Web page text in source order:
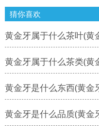
猜你喜欢
黄金牙属于什么茶叶(黄
黄金牙属于什么茶类(黄
黄金牙是什么东西(黄金
黄金牙是什么品质(黄金